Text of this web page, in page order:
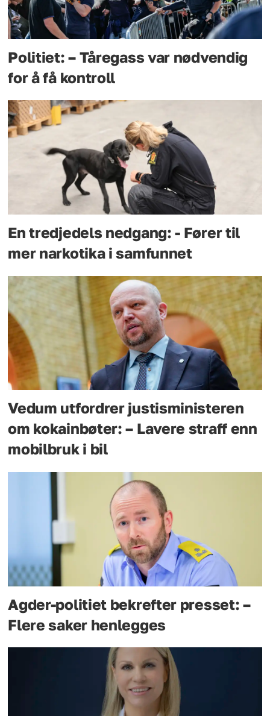
Politiet: – Tåregass var nødvendig
for å få kontroll
En tredjedels nedgang: - Fører til
mer narkotika i samfunnet
Vedum utfordrer justisministeren
om kokainbøter: – Lavere straff enn
mobilbruk i bil
Agder-politiet bekrefter presset: –
Flere saker henlegges